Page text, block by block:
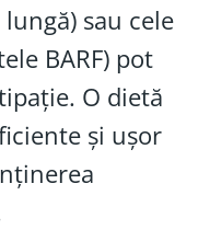
sau cele
BARF) pot
O dietă
și ușor